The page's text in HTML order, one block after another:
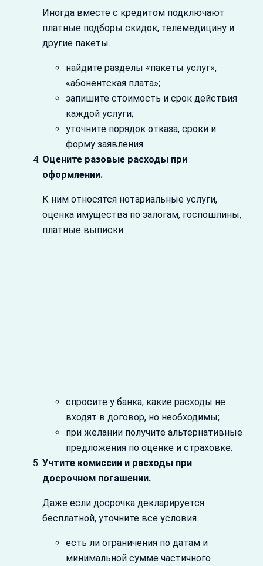
Иногда вместе с кредитом подключают
платные подборы скидок, телемедицину и
другие пакеты.
найдите разделы «пакеты услуг»,
«абонентская плата»;
запишите стоимость и срок действия
каждой услуги;
уточните порядок отказа, сроки и
форму заявления.
Оцените разовые расходы при
оформлении.
К ним относятся нотариальные услуги,
оценка имущества по залогам, госпошлины,
платные выписки.
спросите у банка, какие расходы не
входят в договор, но необходимы;
при желании получите альтернативные
предложения по оценке и страховке.
Учтите комиссии и расходы при
досрочном погашении.
Даже если досрочка декларируется
бесплатной, уточните все условия.
есть ли ограничения по датам и
минимальной сумме частичного